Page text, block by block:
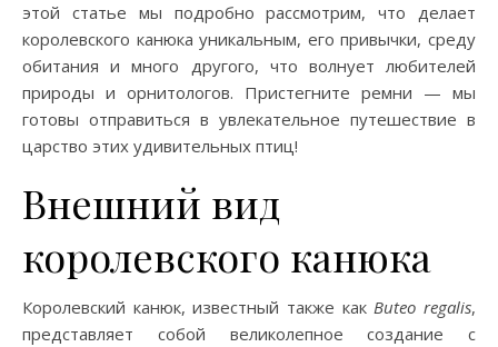
этой статье мы подробно рассмотрим, что делает
королевского канюка уникальным, его привычки, среду
обитания и много другого, что волнует любителей
природы и орнитологов. Пристегните ремни — мы
готовы отправиться в увлекательное путешествие в
царство этих удивительных птиц!
Внешний вид
королевского канюка
Королевский канюк, известный также какButeo regalis,
представляет собой великолепное создание с